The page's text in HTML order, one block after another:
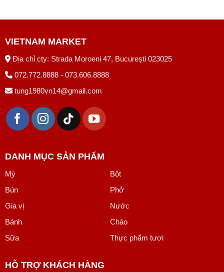
VIETNAM MARKET
Địa chỉ cty: Strada Moroeni 47, București 023025
072.772.8888 - 073.606.8888
tung1980vn14@gmail.com
DANH MỤC SẢN PHẨM
Mỳ
Bột
Bún
Phở
Gia vị
Nước
Bánh
Cháo
Sữa
Thực phẩm tươi
HỖ TRỢ KHÁCH HÀNG